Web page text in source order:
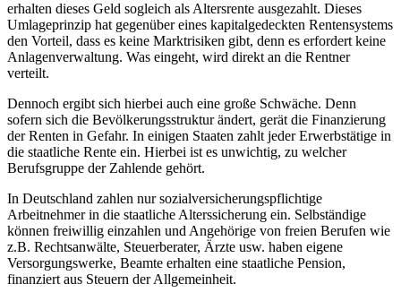
erhalten dieses Geld sogleich als Altersrente ausgezahlt. Dieses
Umlageprinzip hat gegenüber eines kapitalgedeckten Rentensystems
den Vorteil, dass es keine Marktrisiken gibt, denn es erfordert keine
Anlagenverwaltung. Was eingeht, wird direkt an die Rentner
verteilt.
Dennoch ergibt sich hierbei auch eine große Schwäche. Denn
sofern sich die Bevölkerungsstruktur ändert, gerät die Finanzierung
der Renten in Gefahr. In einigen Staaten zahlt jeder Erwerbstätige in
die staatliche Rente ein. Hierbei ist es unwichtig, zu welcher
Berufsgruppe der Zahlende gehört.
In Deutschland zahlen nur sozialversicherungspflichtige
Arbeitnehmer in die staatliche Alterssicherung ein. Selbständige
können freiwillig einzahlen und Angehörige von freien Berufen wie
z.B. Rechtsanwälte, Steuerberater, Ärzte usw. haben eigene
Versorgungswerke, Beamte erhalten eine staatliche Pension,
finanziert aus Steuern der Allgemeinheit.